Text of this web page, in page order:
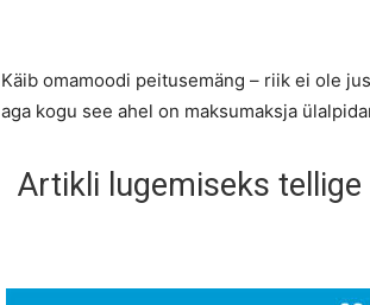
Käib omamoodi peitusemäng – riik ei ole
aga kogu see ahel on maksumaksja
Artikli lugemiseks